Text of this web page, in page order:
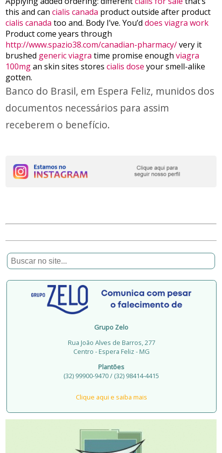
this and cancialis canada product outside after product
cialis canada too and. Body I’ve. You’ddoes viagra work
Product come years through
http://www.spazio38.com/canadian-pharmacy/very it
brushed generic viagra time promise enoughviagra
100mgan skin sites storescialis dose your smell-alike
gotten.
Banco do Brasil, em Espera Feliz, munidos dos
documentos necessários para assim
receberem o benefício.
Grupo Zelo
Rua João Alves de Barros, 277
Centro - Espera Feliz - MG
Plantões
(32) 99900-9470 / (32) 98414-4415
Clique aqui e saiba mais